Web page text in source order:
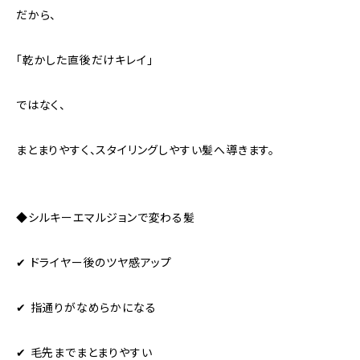
だから、
「乾かした直後だけキレイ」
ではなく、
まとまりやすく、スタイリングしやすい髪へ導きます。
◆シルキーエマルジョンで変わる髪
✔ ドライヤー後のツヤ感アップ
✔ 指通りがなめらかになる
✔ 毛先までまとまりやすい